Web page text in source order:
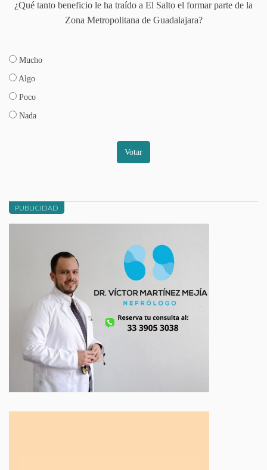
¿Qué tanto beneficio le ha traído a El Salto el formar parte de la
Zona Metropolitana de Guadalajara?
Mucho
Algo
Poco
Nada
Votar
PUBLICIDAD